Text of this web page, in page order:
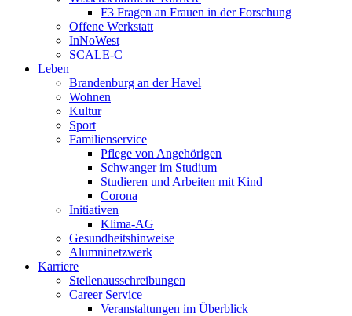
F3 Fragen an Frauen in der Forschung
Offene Werkstatt
InNoWest
SCALE-C
Leben
Brandenburg an der Havel
Wohnen
Kultur
Sport
Familienservice
Pflege von Angehörigen
Schwanger im Studium
Studieren und Arbeiten mit Kind
Corona
Initiativen
Klima-AG
Gesundheitshinweise
Alumninetzwerk
Karriere
Stellenausschreibungen
Career Service
Veranstaltungen im Überblick